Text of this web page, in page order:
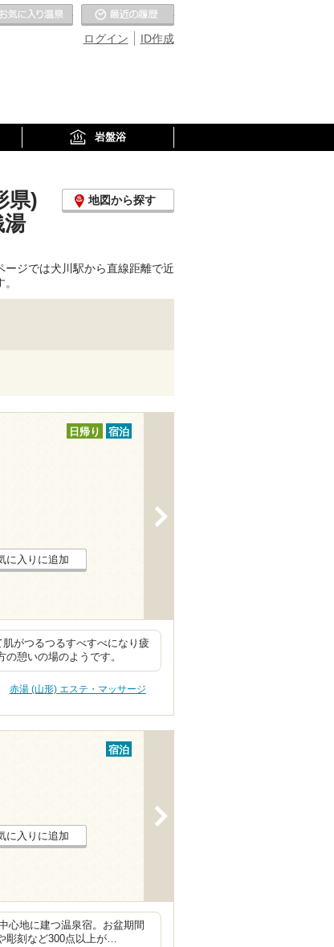
ID作成
ログイン
お気に入りの温泉
岩盤浴
県)
地図から探す
ジでは犬川駅から直線距離で近
日帰り 宿泊
に入りに追加
がつるつるすべすべになり疲
憩いの場のようです。
赤湯 (山形) エステ・マッサージ
宿泊
に入りに追加
心地に建つ温泉宿。お盆期間
彫刻など300点以上が…